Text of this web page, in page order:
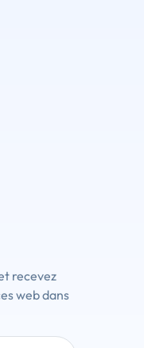
recevez
web dans